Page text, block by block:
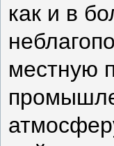
как и в
местную